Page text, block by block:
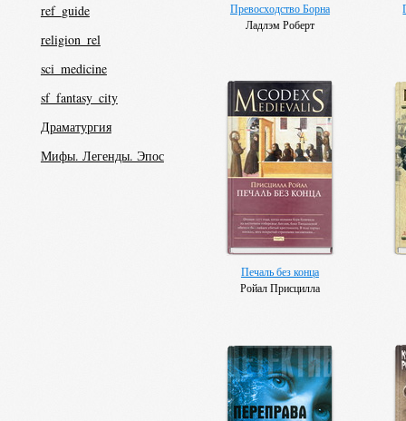
ref_guide
religion_rel
sci_medicine
sf_fantasy_city
Драматургия
Мифы. Легенды. Эпос
Превосходство Борна
Ладлэм Роберт
Печаль без конца
Ройал Присцилла